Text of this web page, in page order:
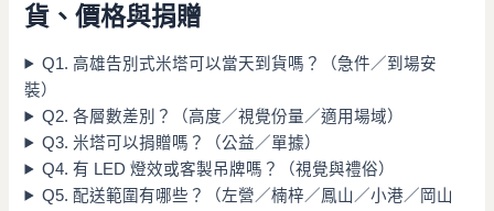
貨、價格與捐贈
Q1. 高雄告別式米塔可以當天到貨嗎？（急件／到場安
裝）
Q2. 各層數差別？（高度／視覺份量／適用場域）
Q3. 米塔可以捐贈嗎？（公益／單據）
Q4. 有 LED 燈效或客製吊牌嗎？（視覺與禮俗）
Q5. 配送範圍有哪些？（左營／楠梓／鳳山／小港／岡山